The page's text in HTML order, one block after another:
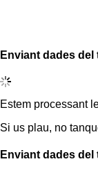
Enviant dades del
Estem processant
Si us plau, no
Enviant dades del